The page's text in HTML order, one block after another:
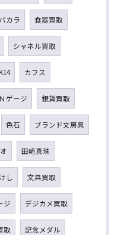
バカラ 食器買取
シャネル買取
カフス
Ｎゲージ 銀貨買取
色石 ブランド文房具
田崎真珠
し 文具買取
ジ デジカメ買取
取 記念メダル